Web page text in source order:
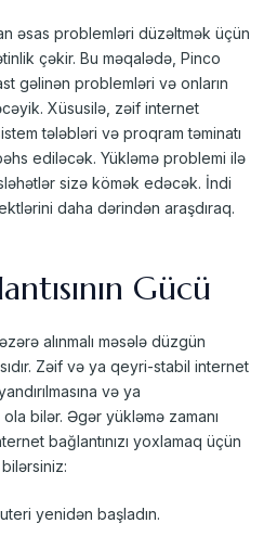
əsas problemləri düzəltmək üçün
çəkir. Bu məqalədə, Pinco
gəlinən problemləri və onların
Xüsusilə, zəif internet
tələbləri və proqram təminatı
ediləcək. Yükləmə problemi ilə
sizə kömək edəcək. İndi
daha dərindən araşdıraq.
Gücü
alınmalı məsələ düzgün
Zəif və ya qeyri-stabil internet
və ya
bilər. Əgər yükləmə zamanı
bağlantınızı yoxlamaq üçün
bilərsiniz:
yenidən başladın.